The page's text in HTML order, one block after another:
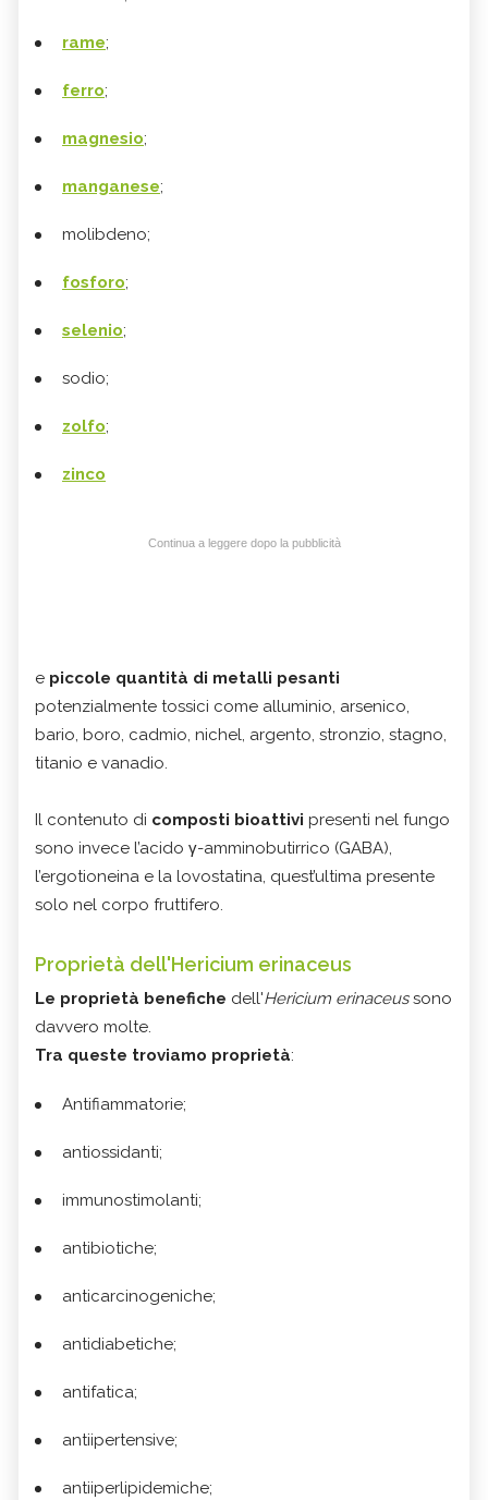
rame;
ferro;
magnesio;
manganese;
molibdeno;
fosforo;
selenio;
sodio;
zolfo;
zinco
Continua a leggere dopo la pubblicità
e piccole quantità di metalli pesanti
potenzialmente tossici come alluminio, arsenico,
bario, boro, cadmio, nichel, argento, stronzio, stagno,
titanio e vanadio.
Il contenuto di composti bioattivi presenti nel fungo
sono invece l’acido γ-amminobutirrico (GABA),
l’ergotioneina e la lovostatina, quest’ultima presente
solo nel corpo fruttifero.
Proprietà dell'Hericium erinaceus
Le proprietà benefiche dell'Hericium erinaceussono
davvero molte.
Tra queste troviamo proprietà:
Antifiammatorie;
antiossidanti;
immunostimolanti;
antibiotiche;
anticarcinogeniche;
antidiabetiche;
antifatica;
antiipertensive;
antiiperlipidemiche;